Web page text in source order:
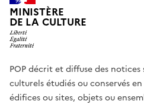
MINISTÈRE
DE LA CULTURE
POP décrit et diffuse des
culturels étudiés ou conservés
édifices ou sites, objets ou